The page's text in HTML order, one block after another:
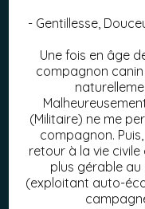
- Gentillesse,
Une fois en âge
compagnon
(Militaire) ne me
compagnon.
retour à la vie
plus gérable
(exploitant auto-